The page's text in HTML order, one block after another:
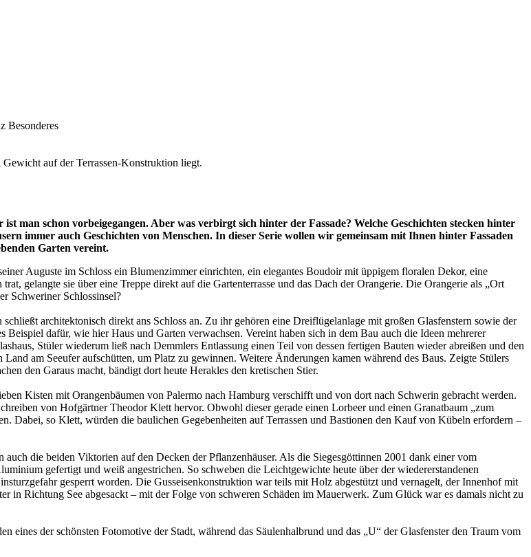
Besonderes
auf der Terrassen-Konstruktion liegt.
man schon vorbeigegangen. Aber was verbirgt sich hinter der Fassade? Welche Geschichten stecken hinter
immer auch Geschichten von Menschen. In dieser Serie wollen wir gemeinsam mit Ihnen hinter Fassaden
Garten vereint.
Auguste im Schloss ein Blumenzimmer einrichten, ein elegantes Boudoir mit üppigem floralen Dekor, eine
gelangte sie über eine Treppe direkt auf die Gartenterrasse und das Dach der Orangerie. Die Orangerie als „Ort
Schweriner Schlossinsel?
architektonisch direkt ans Schloss an. Zu ihr gehören eine Dreiflügelanlage mit großen Glasfenstern sowie der
dafür, wie hier Haus und Garten verwachsen. Vereint haben sich in dem Bau auch die Ideen mehrerer
Stüler wiederum ließ nach Demmlers Entlassung einen Teil von dessen fertigen Bauten wieder abreißen und den
am Seeufer aufschütten, um Platz zu gewinnen. Weitere Änderungen kamen während des Baus. Zeigte Stülers
den Garaus macht, bändigt dort heute Herakles den kretischen Stier.
Kisten mit Orangenbäumen von Palermo nach Hamburg verschifft und von dort nach Schwerin gebracht werden.
von Hofgärtner Theodor Klett hervor. Obwohl dieser gerade einen Lorbeer und einen Granatbaum „zum
Dabei, so Klett, würden die baulichen Gegebenheiten auf Terrassen und Bastionen den Kauf von Kübeln erfordern –
die beiden Viktorien auf den Decken der Pflanzenhäuser. Als die Siegesgöttinnen 2001 dank einer vom
gefertigt und weiß angestrichen. So schweben die Leichtgewichte heute über der wiedererstandenen
gesperrt worden. Die Gusseisenkonstruktion war teils mit Holz abgestützt und vernagelt, der Innenhof mit
in Richtung See abgesackt – mit der Folge von schweren Schäden im Mauerwerk. Zum Glück war es damals nicht zu
eines der schönsten Fotomotive der Stadt, während das Säulenhalbrund und das „U“ der Glasfenster den Traum vom